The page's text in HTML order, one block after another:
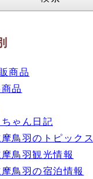
商品
品
ゃん日記
鳥羽のトピックス
鳥羽観光情報
鳥羽の宿泊情報